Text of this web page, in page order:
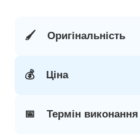
🖌️ Оригінальність
💰 Ціна
📅 Термін виконання